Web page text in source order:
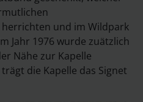
und im Wildpark
Jahr 1976 wurde zuätzlich
Nähe zur Kapelle
die Kapelle das Signet